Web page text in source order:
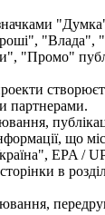
"Влада",
"Промо"
партнерами.
що
EPA /
в